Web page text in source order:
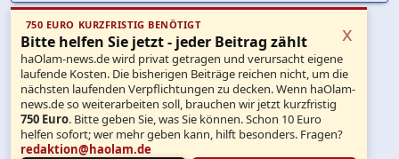
750 EURO KURZFRISTIG BENÖTIGT
Bitte helfen Sie jetzt - jeder Beitrag zählt
haOlam-news.de wird privat getragen und verursacht eigene
laufende Kosten. Die bisherigen Beiträge reichen nicht, um die
nächsten laufenden Verpflichtungen zu decken. Wenn haOlam-
news.de so weiterarbeiten soll, brauchen wir jetzt kurzfristig
750 Euro. Bitte geben Sie, was Sie können. Schon 10 Euro
helfen sofort; wer mehr geben kann, hilft besonders. Fragen?
redaktion@haolam.de
x